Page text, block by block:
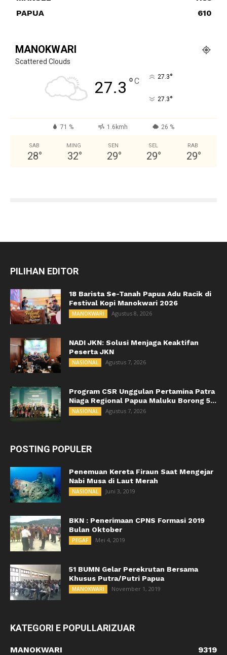
PAPUA
610
MANOKWARI
Scattered Clouds
27.3 °C 27.3°
27.3°
71 % 1.6kmh 26 %
SAB
28°
MING
32°
SEN
29°
SEL
29°
RAB
29°
PILIHAN EDITOR
18 Barista Se-Tanah Papua Adu Racik di
Festival Kopi Manokwari 2026
MANOKWARI Agustus 8, 2026
NADI JKN: Solusi Menjaga Keaktifan
Peserta JKN
NASIONAL Agustus 7, 2026
Program CSR Unggulan Pertamina Patra
Niaga Regional Papua Maluku Borong 5...
NASIONAL Agustus 7, 2026
POSTING POPULER
Penemuan Kereta Firaun Saat Mengejar
Nabi Musa di Laut Merah
NASIONAL Juni 3, 2019
BKN : Penerimaan CPNS Formasi 2019
Bulan Oktober
PEGAF Mei 4, 2019
51 BUMN Gelar Perekrutan Bersama
Khusus Putra/Putri Papua
MANOKWARI November 1, 2019
KATEGORI E POPULLARIZUAR
MANOKWARI
9319